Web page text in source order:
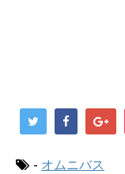
- オムニバス